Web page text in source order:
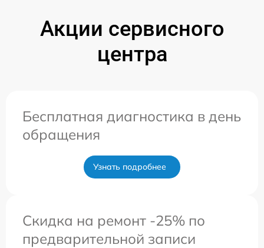
Акции сервисного
центра
Бесплатная диагностика в день
обращения
Узнать подробнее
Скидка на ремонт -25% по
предварительной записи